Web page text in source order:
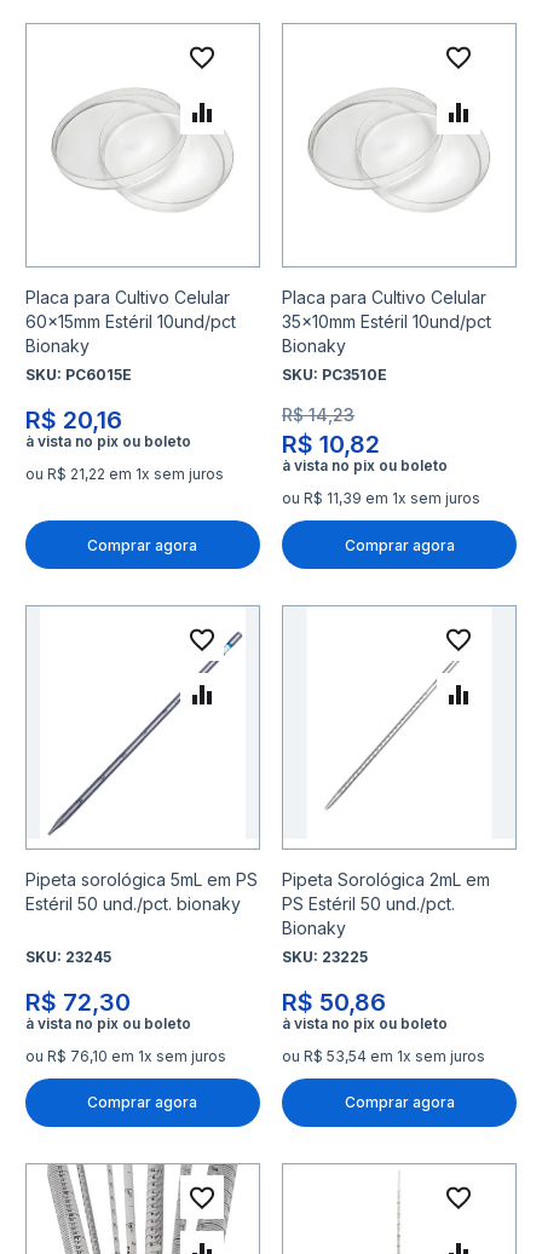
Placa para Cultivo Celular
60x15mm Estéril 10und/pct
Bionaky
SKU: PC6015E
R$ 20,16
ou R$ 21,22 em 1x sem juros
Comprar agora
Adicionar à lista de
Adicionar para Comparar
Placa para Cultivo Celular
35x10mm Estéril 10und/pct
Bionaky
SKU: PC3510E
R$ 10,82
R$ 14,23
ou R$ 11,39 em 1x sem juros
Comprar agora
Pipeta sorológica 5mL em PS
Estéril 50 und./pct. bionaky
SKU: 23245
R$ 72,30
ou R$ 76,10 em 1x sem juros
Comprar agora
Adicionar à lista de
Adicionar para Comparar
Pipeta Sorológica 2mL em
PS Estéril 50 und./pct.
Bionaky
SKU: 23225
R$ 50,86
ou R$ 53,54 em 1x sem juros
Comprar agora
Adicionar à lista de